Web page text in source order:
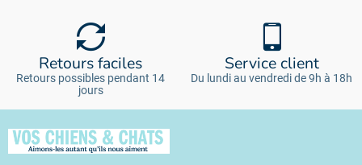
Retours faciles
Retours possibles pendant 14
jours
Service client
Du lundi au vendredi de 9h à 18h